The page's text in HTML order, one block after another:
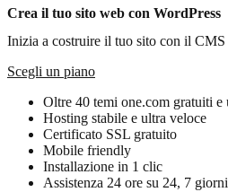
Crea il tuo sito web con WordPress
Inizia a costruire il tuo sito con il
Scegli un piano
Oltre 40 temi one.com gratuiti e
Hosting stabile e ultra veloce
Certificato SSL gratuito
Mobile friendly
Installazione in 1 clic
Assistenza 24 ore su 24, 7